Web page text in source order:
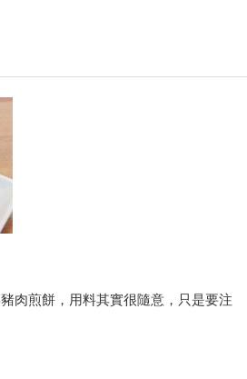
肉煎餅，用料其實很隨意，只是要注